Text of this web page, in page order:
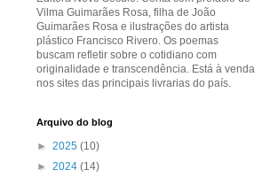
Vilma Guimarães Rosa, filha de João
Guimarães Rosa e ilustrações do artista
plástico Francisco Rivero. Os poemas
buscam refletir sobre o cotidiano com
originalidade e transcendência. Está à venda
nos sites das principais livrarias do país.
Arquivo do blog
► 2025 (10)
► 2024 (14)